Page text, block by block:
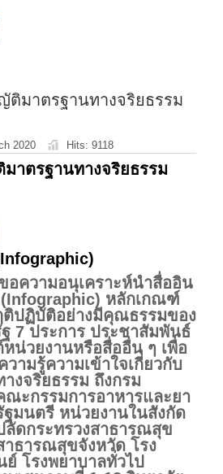
มาตรฐานทางจริยธรรม
2020 Hits: 9118
าตรฐานทางจริยธรรม
อความอนุเคราะห์นำสื่ออิน
หลักเกณฑ์
ติปฏิบัติอย่างมีคุณธรรมของ
7 ประการ ประชาสัมพันธ์
น่วยงานหรือสื่ออื่น ๆ เพื่อ
วามรู้ความเข้าใจเกี่ยวกับ
งจริยธรรม ถึงกรม
ณะกรรมการอาหารและยา
ฐมนตรี หน่วยงานในสังกัด
ลัดกระทรวงสาธารณสุข
าธารณสุขจังหวัด โรง
โรงพยาบาลทั่วไป